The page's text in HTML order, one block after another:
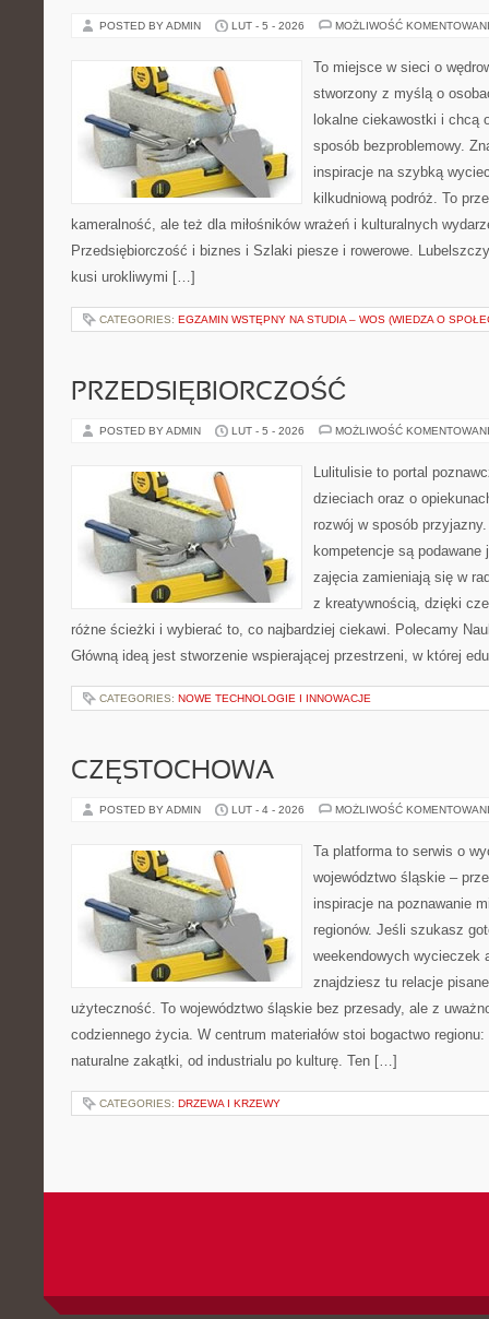
POSTED BY ADMIN LUT - 5 - 2026 MOŻLIWOŚĆ
To miejsce w sieci o
stworzony z myślą o
lokalne ciekawostki i chcą
sposób bezproblemowy.
inspiracje na szybką
kilkudniową podróż. To
kameralność, ale też dla miłośników wrażeń i kulturalnych
Przedsiębiorczość i biznes i Szlaki piesze i rowerowe.
kusi urokliwymi […]
CATEGORIES: EGZAMIN WSTĘPNY NA STUDIA – WOS (WIEDZA O
PRZEDSIĘBIORCZOŚĆ
POSTED BY ADMIN LUT - 5 - 2026 MOŻLIWOŚĆ
Lulitulisie to portal
dzieciach oraz o
rozwój w sposób
kompetencje są
zajęcia zamieniają się w
z kreatywnością, dzięki
różne ścieżki i wybierać to, co najbardziej ciekawi. Polecamy
Główną ideą jest stworzenie wspierającej przestrzeni, w której
CATEGORIES: NOWE TECHNOLOGIE I INNOWACJE
CZĘSTOCHOWA
POSTED BY ADMIN LUT - 4 - 2026 MOŻLIWOŚĆ
Ta platforma to serwis o
województwo śląskie –
inspiracje na poznawanie
regionów. Jeśli szukasz
weekendowych wycieczek
znajdziesz tu relacje
użyteczność. To województwo śląskie bez przesady, ale z
codziennego życia. W centrum materiałów stoi bogactwo
naturalne zakątki, od industrialu po kulturę. Ten […]
CATEGORIES: DRZEWA I KRZEWY